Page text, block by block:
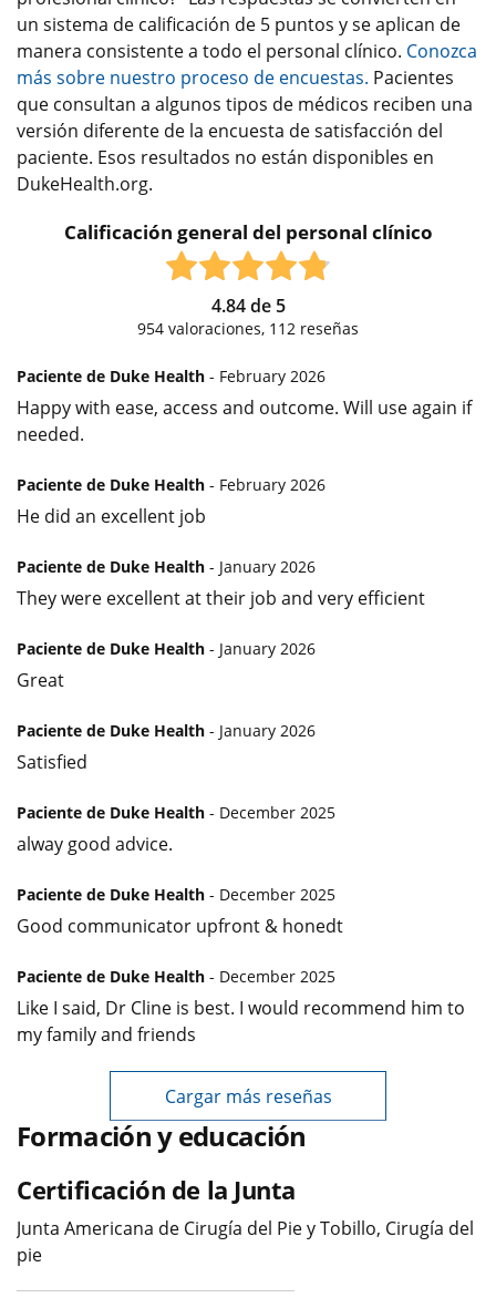
un sistema de calificación de 5 puntos y se aplican de
manera consistente a todo el personal clínico. Conozca
más sobre nuestro proceso de encuestas. Pacientes
que consultan a algunos tipos de médicos reciben una
versión diferente de la encuesta de satisfacción del
paciente. Esos resultados no están disponibles en
DukeHealth.org.
Calificación general del personal clínico
4.84de 5
954 valoraciones, 112 reseñas
Paciente de Duke Health - February 2026
Happy with ease, access and outcome. Will use again if
needed.
Paciente de Duke Health - February 2026
He did an excellent job
Paciente de Duke Health - January 2026
They were excellent at their job and very efficient
Paciente de Duke Health - January 2026
Great
Paciente de Duke Health - January 2026
Satisfied
Paciente de Duke Health - December 2025
alway good advice.
Paciente de Duke Health - December 2025
Good communicator upfront & honedt
Paciente de Duke Health - December 2025
Like I said, Dr Cline is best. I would recommend him to
my family and friends
Cargar más reseñas
Formación y educación
Certificación de la Junta
Junta Americana de Cirugía del Pie y Tobillo, Cirugía del
pie